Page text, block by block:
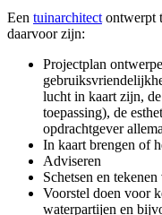
Een tuinarchitect ontwerpt
daarvoor zijn:
Projectplan
lucht in kaart zijn,
toepassing), de
opdrachtgever
In kaart brengen of
Adviseren
Schetsen en
Voorstel doen voor
waterpartijen en